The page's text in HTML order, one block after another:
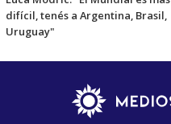
difícil, tenés a Argentina, Brasil,
Uruguay"